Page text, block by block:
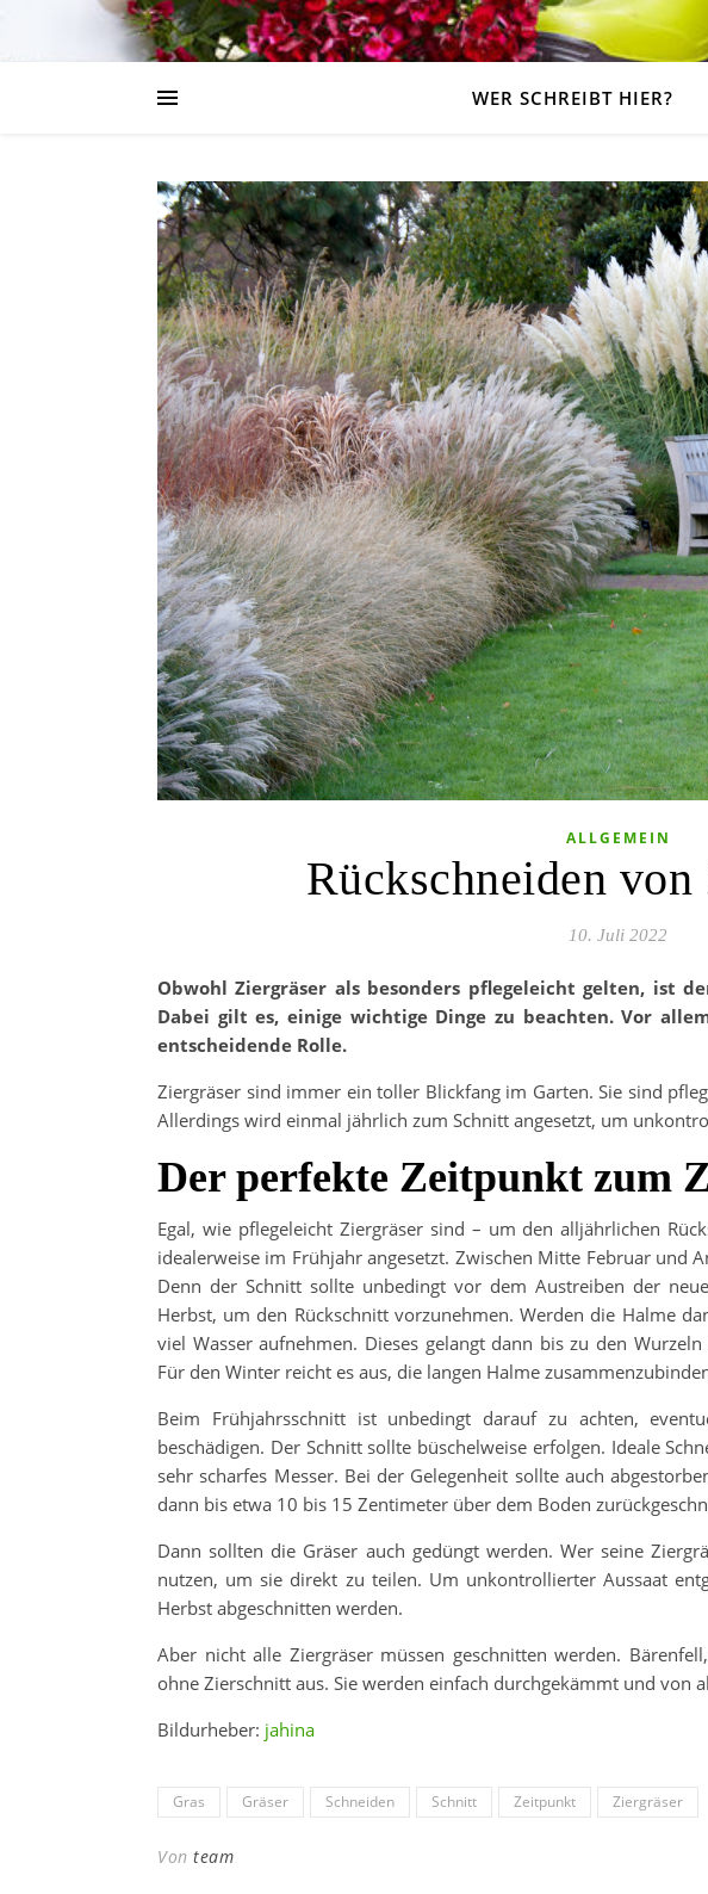
WER SCHREIBT HIER?
ALLGEMEIN
Rückschneiden von
10. Juli 2022
Obwohl Ziergräser als besonders pflegeleicht gelten, ist
Dabei gilt es, einige wichtige Dinge zu beachten. Vor
entscheidende Rolle.
Ziergräser sind immer ein toller Blickfang im Garten. Sie sind
Allerdings wird einmal jährlich zum Schnitt angesetzt, um
Der perfekte Zeitpunkt zum
Egal, wie pflegeleicht Ziergräser sind – um den alljährlichen
idealerweise im Frühjahr angesetzt. Zwischen Mitte Februar und
Denn der Schnitt sollte unbedingt vor dem Austreiben der
Herbst, um den Rückschnitt vorzunehmen. Werden die Halme
viel Wasser aufnehmen. Dieses gelangt dann bis zu den
Für den Winter reicht es aus, die langen Halme
Beim Frühjahrsschnitt ist unbedingt darauf zu achten,
beschädigen. Der Schnitt sollte büschelweise erfolgen. Ideale
sehr scharfes Messer. Bei der Gelegenheit sollte auch
dann bis etwa 10 bis 15 Zentimeter über dem Boden
Dann sollten die Gräser auch gedüngt werden. Wer seine
nutzen, um sie direkt zu teilen. Um unkontrollierter Aussaat
Herbst abgeschnitten werden.
Aber nicht alle Ziergräser müssen geschnitten werden.
ohne Zierschnitt aus. Sie werden einfach durchgekämmt und von
Bildurheber: jahina
Gras Gräser Schneiden Schnitt Zeitpunkt Ziergräser
Von team